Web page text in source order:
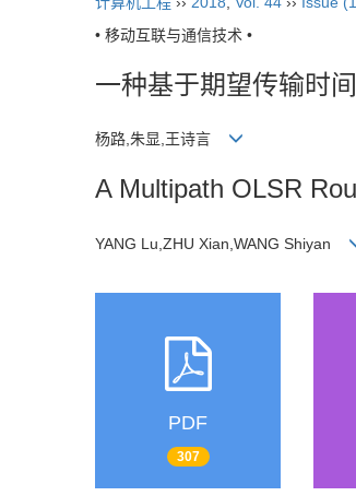
• 移动互联与通信技术 •
一种基于期望传输时
杨路,朱显,王诗言
A Multipath OLSR
YANG Lu,ZHU Xian,WANG Shiyan
PDF
307